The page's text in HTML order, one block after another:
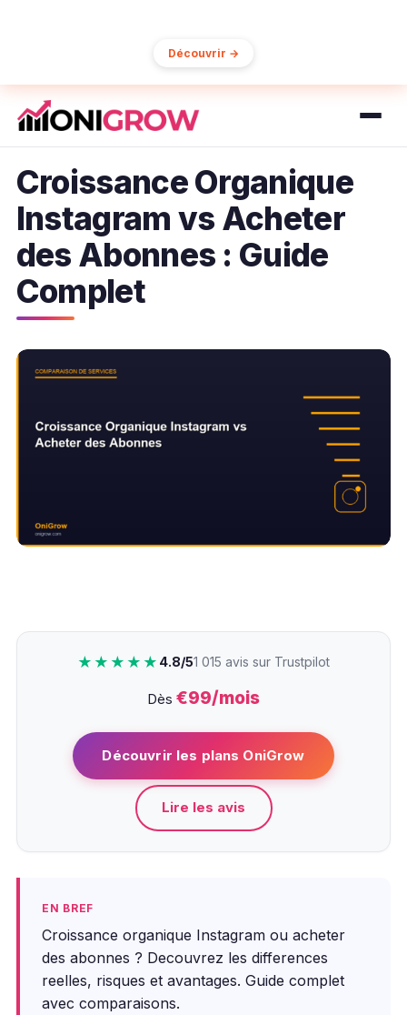
Découvrir →
Croissance Organique
Instagram vs Acheter
des Abonnes : Guide
Complet
★★★★★ 4.8/51 015 avis sur Trustpilot
Dès €99/mois
Découvrir les plans OniGrow
Lire les avis
EN BREF
Croissance organique Instagram ou acheter
des abonnes ? Decouvrez les differences
reelles, risques et avantages. Guide complet
avec comparaisons.